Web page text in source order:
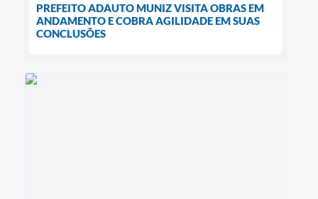
PREFEITO ADAUTO MUNIZ VISITA OBRAS EM
ANDAMENTO E COBRA AGILIDADE EM SUAS
CONCLUSÕES